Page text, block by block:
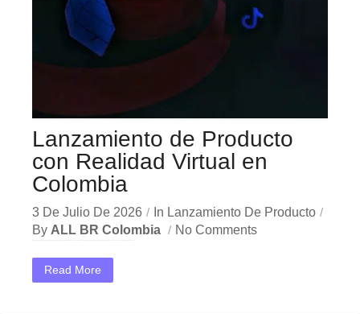
Lanzamiento de Producto
con Realidad Virtual en
Colombia
3 De Julio De 2026 In Lanzamiento De Producto
By ALL BR Colombia No Comments
Read More